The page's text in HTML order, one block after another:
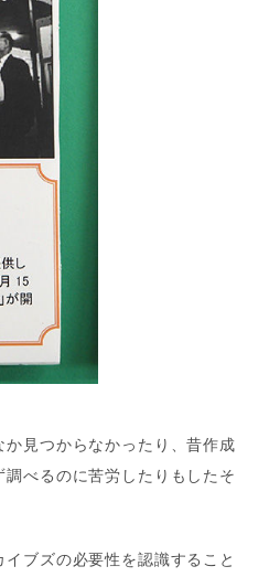
見つからなかったり、昔作成
べるのに苦労したりもしたそ
ブズの必要性を認識すること